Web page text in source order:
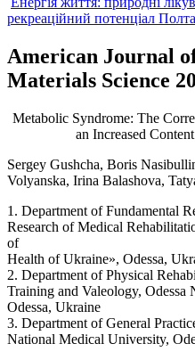
рекреаційний потенціал
American Journal
Materials Science
Metabolic Syndrome: The
an Increased
Sergey Gushcha, Boris
Volyanska, Irina Balashova,
1. Department of Fundamental
Research of Medical
of
Health of Ukraine», Odessa,
2. Department of Physical
Training and Valeology,
Odessa, Ukraine
3. Department of General
National Medical University,